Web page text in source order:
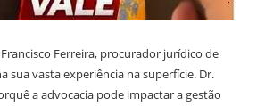
Ferreira, procurador jurídico de
sua vasta experiência na superfície. Dr.
a advocacia pode impactar a gestão